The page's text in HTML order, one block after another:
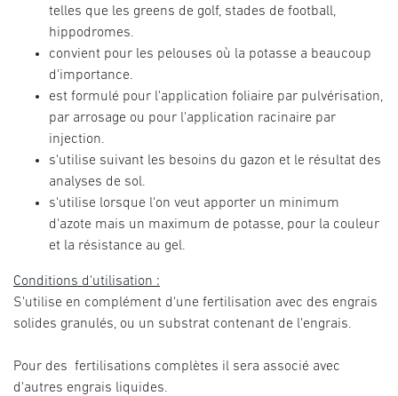
telles que les greens de golf, stades de football,
hippodromes.
convient pour les pelouses où la potasse a beaucoup
d'importance.
est formulé pour l'application foliaire par pulvérisation,
par arrosage ou pour l'application racinaire par
injection.
s'utilise suivant les besoins du gazon et le résultat des
analyses de sol.
s'utilise lorsque l'on veut apporter un minimum
d'azote mais un maximum de potasse, pour la couleur
et la résistance au gel.
Conditions d'utilisation :
S'utilise en complément d'une fertilisation avec des engrais
solides granulés, ou un substrat contenant de l'engrais.
Pour des fertilisations complètes il sera associé avec
d'autres engrais liquides.